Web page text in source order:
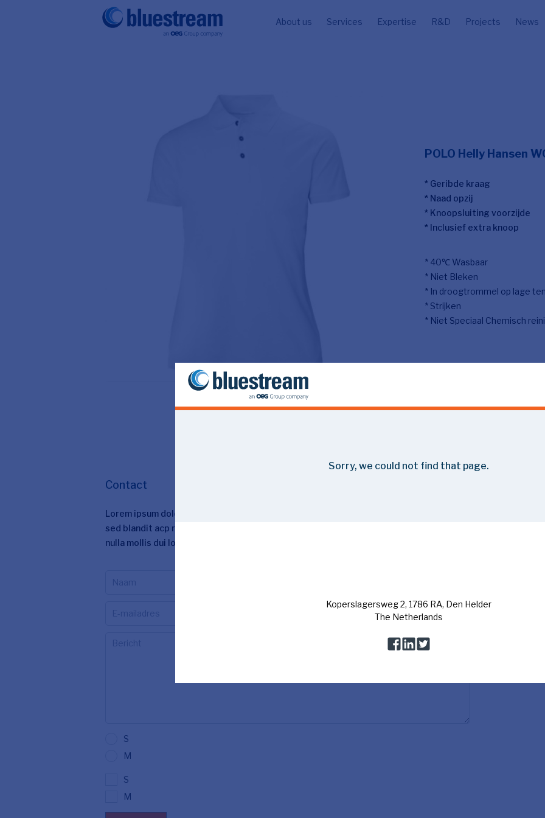
About us Services Expertise R&D Projects News
POLO Helly Hansen
* Geribde kraag
* Naad opzij
* Knoopsluiting voorzijde
* Inclusief extra knoop
* 40℃ Wasbaar
* Niet Bleken
* In droogtrommel op lage
* Strijken
* Niet Speciaal Chemisch
Contact
Lorem ipsum dolor sit amet, consectetur adipis cin elit. Nunc purus libero, interdum
sed blandit acp retium facilisis turpis. Donec dictum neque veloran tristique egestas
nulla mollis dui lorem dolor.
S
M
S
M